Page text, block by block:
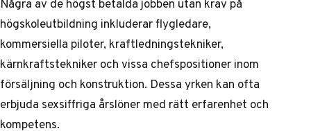
Några av de högst betalda jobben utan krav på
högskoleutbildning inkluderar flygledare,
kommersiella piloter, kraftledningstekniker,
kärnkraftstekniker och vissa chefspositioner inom
försäljning och konstruktion. Dessa yrken kan ofta
erbjuda sexsiffriga årslöner med rätt erfarenhet och
kompetens.